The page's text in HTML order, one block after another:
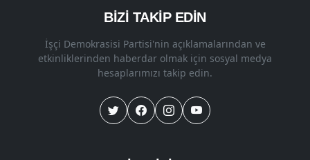
BİZİ TAKİP EDİN
İşçi Demokrasisi Partisi'nin açıklamalarından ve
etkinliklerinden haberdar olmak için sosyal medya
hesaplarımızı takip edin.